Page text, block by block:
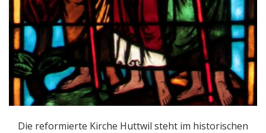
Die reformierte Kirche Huttwil steht im historischen